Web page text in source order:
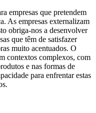
empresas que pretendem
As empresas externalizam
obriga-nos a desenvolver
que têm de satisfazer
muito acentuados. O
contextos complexos, com
e nas formas de
para enfrentar estas